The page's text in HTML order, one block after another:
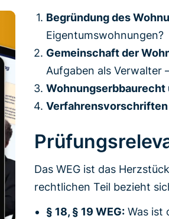
Begründung des
Eigentumswohnungen?
Gemeinschaft der
Aufgaben als Verwalter
Wohnungserbbaurecht
Verfahrensvorschriften
Das WEG ist das
rechtlichen Teil bezieht
§ 18, § 19 WEG: Was ist